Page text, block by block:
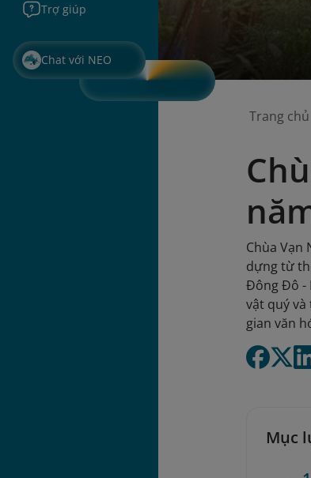
Trợ giúp
Chat với NEO
Trang chủ
Chùa Vạn
dựng từ
Đông Đô -
vật quý
gian văn
Mục